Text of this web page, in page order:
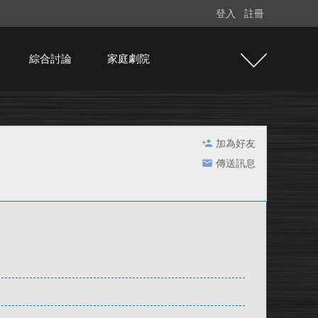
登入 註冊
綜合討論 家庭劇院
加為好友
傳送訊息